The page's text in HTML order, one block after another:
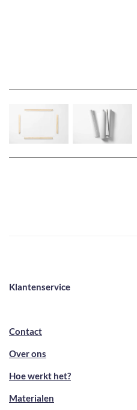
Klantenservice
Contact
Over ons
Hoe werkt het?
Materialen